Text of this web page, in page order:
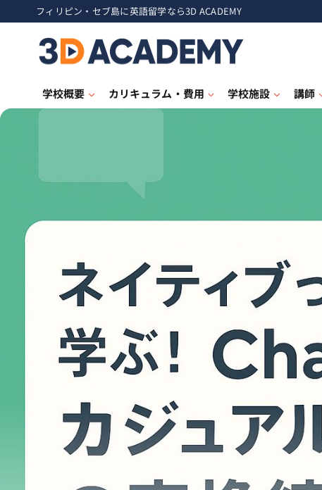
フィリピン・セブ島に英語留学なら3D ACADEMY
学校概要 カリキュラム・費用 学校施設 講師